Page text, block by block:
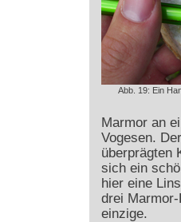
Abb. 19: Ein
Marmor an
Vogesen.
überprägten
sich ein
hier eine
drei
einzige.